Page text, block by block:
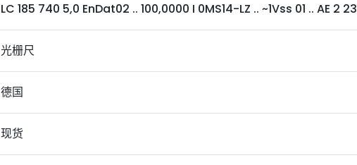
LC 185 740 5,0 EnDat02 .. 100,0000 I 0MS14-LZ .. ~1Vss 01 .. AE 2 23
光栅尺
德国
现货